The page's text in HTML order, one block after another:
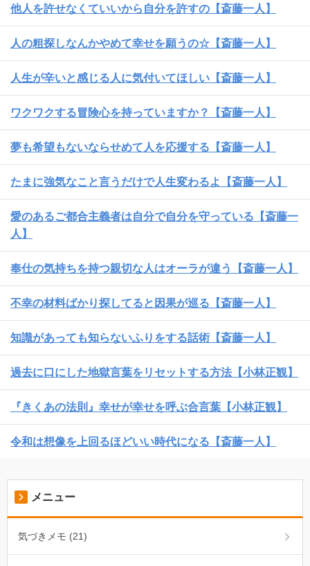
他人を許せなくていいから自分を許すの【斎藤一人】
人の粗探しなんかやめて幸せを願うの☆【斎藤一人】
人生が辛いと感じる人に気付いてほしい【斎藤一人】
ワクワクする冒険心を持っていますか？【斎藤一人】
夢も希望もないならせめて人を応援する【斎藤一人】
たまに強気なこと言うだけで人生変わるよ【斎藤一人】
愛のあるご都合主義者は自分で自分を守っている【斎藤一
人】
奉仕の気持ちを持つ親切な人はオーラが違う【斎藤一人】
不幸の材料ばかり探してると因果が巡る【斎藤一人】
知識があっても知らないふりをする話術【斎藤一人】
過去に口にした地獄言葉をリセットする方法【小林正観】
『きくあの法則』幸せが幸せを呼ぶ合言葉【小林正観】
令和は想像を上回るほどいい時代になる【斎藤一人】
メニュー
気づきメモ (21)